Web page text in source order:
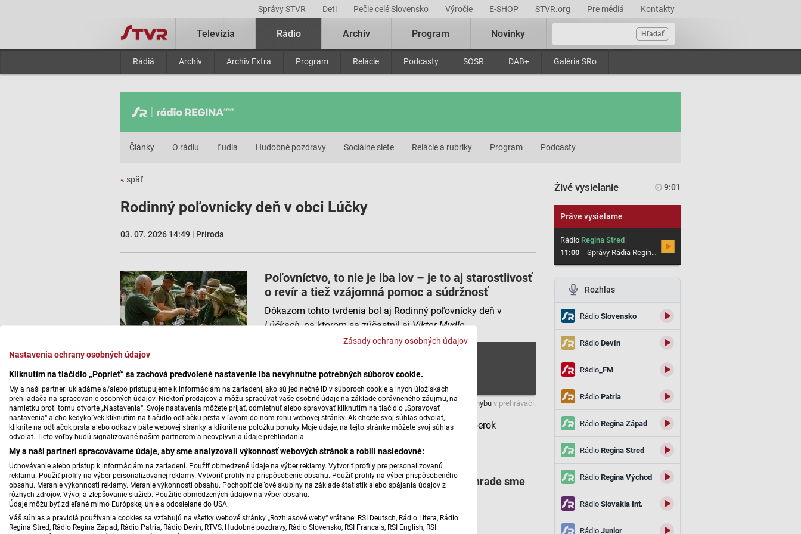
Zásady ochrany osobných údajov
Nastavenia ochrany osobných údajov
Kliknutím na tlačidlo „Poprieť“ sa zachová predvolené nastavenie iba nevyhnutne potrebných súborov cookie.
My a naši partneri ukladáme a/alebo pristupujeme k informáciám na zariadení, ako sú jedinečné ID v súboroch cookie a iných úložiskách
prehliadača na spracovanie osobných údajov. Niektorí predajcovia môžu spracúvať vaše osobné údaje na základe oprávneného záujmu, na
námietku proti tomu otvorte „Nastavenia“. Svoje nastavenia môžete prijať, odmietnuť alebo spravovať kliknutím na tlačidlo „Spravovať
nastavenia“ alebo kedykoľvek kliknutím na tlačidlo odtlačku prsta v ľavom dolnom rohu webovej stránky. Ak chcete svoj súhlas odvolať,
kliknite na odtlačok prsta alebo odkaz v päte webovej stránky a kliknite na položku ponuky Moje údaje, na tejto stránke môžete svoj súhlas
odvolať. Tieto voľby budú signalizované našim partnerom a neovplyvnia údaje prehliadania.
My a naši partneri spracovávame údaje, aby sme analyzovali výkonnosť webových stránok a robili nasledovné:
Uchovávanie alebo prístup k informáciám na zariadení. Použiť obmedzené údaje na výber reklamy. Vytvoriť profily pre personalizovanú
reklamu. Použiť profily na výber personalizovanej reklamy. Vytvoriť profily na prispôsobenie obsahu. Použiť profily na výber prispôsobeného
obsahu. Meranie výkonnosti reklamy. Meranie výkonnosti obsahu. Pochopiť cieľové skupiny na základe štatistík alebo spájania údajov z
rôznych zdrojov. Vývoj a zlepšovanie služieb. Použitie obmedzených údajov na výber obsahu.
Údaje môžu byť zdieľané mimo Európskej únie a odosielané do USA.
Váš súhlas a pravidlá používania cookies sa vzťahujú na všetky webové stránky „Rozhlasové weby“ vrátane: RSI Deutsch, Rádio Litera, Rádio
Regina Stred, Rádio Regina Západ, Rádio Patria, Rádio Devín, RTVS, Hudobné pozdravy, Rádio Slovensko, RSI Francais, RSI English, RSI
Správy STVR Deti Pečie celé Slovensko Výročie E-SHOP STVR.org Pre médiá Kontakty
Hľadať
Televízia Rádio
Rádiá Archív Archív Extra Program Relácie Podcasty SOSR DAB+ Galéria SRo
Archív Program Novinky
Články O rádiu Ľudia Hudobné pozdravy Sociálne siete Relácie a rubriky Program Podcasty
« späť
Rodinný poľovnícky deň v obci Lúčky
03. 07. 2026 14:49 | Príroda
Poľovníctvo, to nie je iba lov – je to aj starostlivosť
o revír a tiež vzájomná pomoc a súdržnosť
Dôkazom tohto tvrdenia bol aj Rodinný poľovnícky deň v
Lúčkach, na ktorom sa zúčastnil ajViktor Mydlo.
Máte problém s prehrávaním?Nahláste nám chybu v prehrávači.
ilu. foto: FB/ Obvodná polovnícka komora Ružomberok
Súvisiace články
Saturejka | V záhrade sme
Živé vysielanie 9:01
Práve vysielame
RádioRegina Stred
11:00 - Správy Rádia Regina Stred
Rozhlas
RádioSlovensko
RádioDevín
Rádio_FM
RádioPatria
RádioRegina Západ
RádioRegina Stred
RádioRegina Východ
RádioSlovakia Int.
RádioJunior